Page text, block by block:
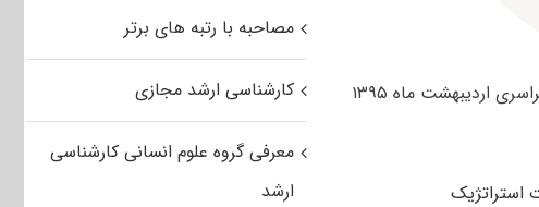
کاربران گرامی مستر تست می توانند سوالات تست آزمون کارشناسی ارشد سراسری اردیبهشت ماه ۱۳۹۵
مصاحبه با رتبه های برتر
کارشناسی ارشد مجازی
معرفی گروه علوم انسانی کارشناسی
ارشد